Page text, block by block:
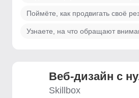
Поймёте, как продвигать своё
Узнаете, на что обращают
Веб-дизайн с
Skillbox